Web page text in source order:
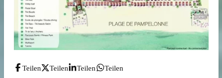
Teilen Teilen Teilen Teilen